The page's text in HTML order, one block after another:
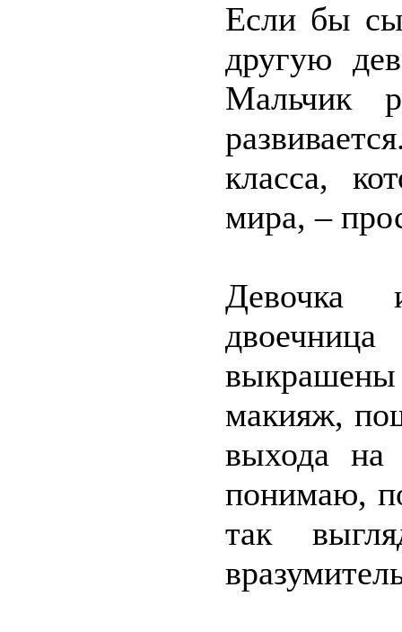
Если бы
другую
Мальчик
класса,
мира, –
Девочка
макияж,
выхода
понимаю,
так